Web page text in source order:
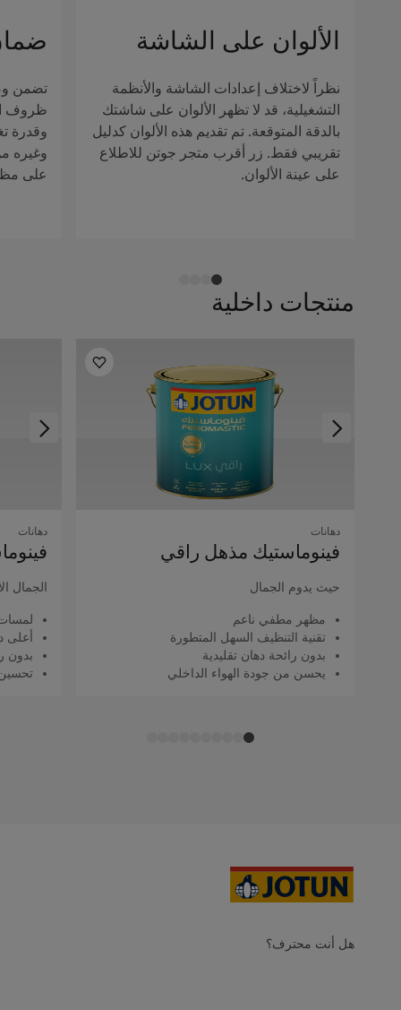
الألوان على الشاشة
نظراً لاختلاف إعدادات الشاشة والأنظمة
التشغيلية، قد لا تظهر الألوان على شاشتك
بالدقة المتوقعة. تم تقديم هذه الألوان كدليل
تقريبي فقط. زر أقرب متجر جوتن للاطلاع
على عينة الألوان.
تضمن
ظروف
وقدرة
وغيره
على
منتجات داخلية
دهانات
فينوماستيك مذهل راقي
حيث يدوم الجمال
مظهر مطفي ناعم
تقنية التنظيف السهل المتطورة
بدون رائحة دهان تقليدية
يحسن من جودة الهواء الداخلي
دهانات
الجمال
أعلى
بدون
هل أنت محترف؟